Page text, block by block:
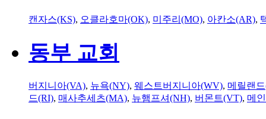
캔자스(KS), 오클라호마(OK), 미주리(MO), 아칸소(AR),
동부 교회
버지니아(VA), 뉴욕(NY), 웨스트버지니아(WV), 메릴랜
드(RI), 매사추세츠(MA), 뉴햄프셔(NH), 버몬트(VT), 메